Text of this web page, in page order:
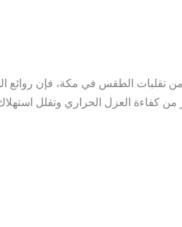
تقلبات الطقس في مكة، فإن روائع
من كفاءة العزل الحراري وتقلل